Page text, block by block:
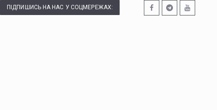
ПІДПИШИСЬ НА НАС У СОЦМЕРЕЖАХ: